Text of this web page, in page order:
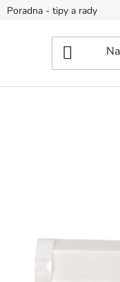
Poradna - tipy a rady